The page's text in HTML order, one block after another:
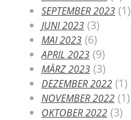
SEPTEMBER 2023 (1)
JUNI 2023 (3)
MAI 2023 (6)
APRIL 2023 (9)
MÄRZ 2023 (3)
DEZEMBER 2022 (1)
NOVEMBER 2022 (1)
OKTOBER 2022 (3)